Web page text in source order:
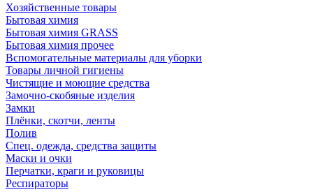
Хозяйственные товары
Бытовая химия
Бытовая химия GRASS
Бытовая химия прочее
Вспомогательные материалы для уборки
Товары личной гигиены
Чистящие и моющие средства
Замочно-скобяные изделия
Замки
Плёнки, скотчи, ленты
Полив
Спец. одежда, средства защиты
Маски и очки
Перчатки, краги и руковицы
Респираторы